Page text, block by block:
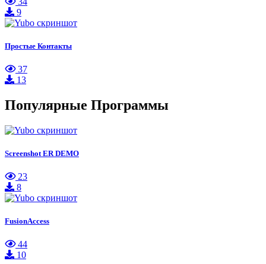
9
Простые Контакты
37
13
Популярные Программы
Screenshot ER DEMO
23
8
FusionAccess
44
10